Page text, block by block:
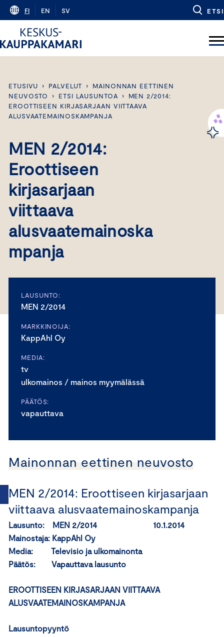
Skip
content
FI EN SV ETSI
ETUSIVU › PALVELUT ›
MAINONNAN EETTINEN
NEUVOSTO
› ETSI LAUSUNTOA ›
MEN 2/2014:
EROOTTISEEN KIRJASARJAAN VIITTAAVA
ALUSVAATEMAINOSKAMPANJA
MEN 2/2014:
Eroottiseen
kirjasarjaan
viittaava
alusvaatemainoska
mpanja
LAUSUNTO:
MEN 2/2014
MARKKINOIJA:
KappAhl Oy
MEDIA:
tv
ulkomainos / mainos myymälässä
PÄÄTÖS:
vapauttava
Mainonnan eettinen neuvosto
MEN 2/2014: Eroottiseen kirjasarjaan
viittaava alusvaatemainoskampanja
Lausunto: MEN 2/2014 10.1.2014
Mainostaja: KappAhl Oy
Media: Televisio ja ulkomainonta
Päätös: Vapauttava lausunto
EROOTTISEEN KIRJASARJAAN VIITTAAVA
ALUSVAATEMAINOSKAMPANJA
Lausuntopyyntö